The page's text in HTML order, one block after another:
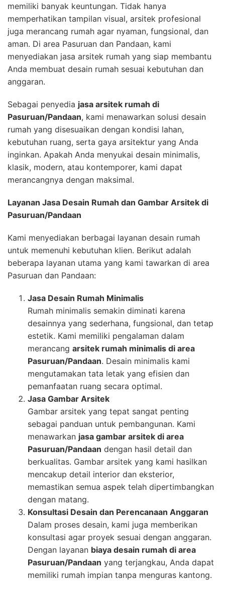
memiliki banyak keuntungan. Tidak hanya
memperhatikan tampilan visual, arsitek profesional
juga merancang rumah agar nyaman, fungsional, dan
aman. Di area Pasuruan dan Pandaan, kami
menyediakan jasa arsitek rumah yang siap membantu
Anda membuat desain rumah sesuai kebutuhan dan
anggaran.
Sebagai penyedia jasa arsitek rumah di
Pasuruan/Pandaan, kami menawarkan solusi desain
rumah yang disesuaikan dengan kondisi lahan,
kebutuhan ruang, serta gaya arsitektur yang Anda
inginkan. Apakah Anda menyukai desain minimalis,
klasik, modern, atau kontemporer, kami dapat
merancangnya dengan maksimal.
Layanan Jasa Desain Rumah dan Gambar Arsitek di
Pasuruan/Pandaan
Kami menyediakan berbagai layanan desain rumah
untuk memenuhi kebutuhan klien. Berikut adalah
beberapa layanan utama yang kami tawarkan di area
Pasuruan dan Pandaan:
Jasa Desain Rumah Minimalis
Rumah minimalis semakin diminati karena
desainnya yang sederhana, fungsional, dan tetap
estetik. Kami memiliki pengalaman dalam
merancang arsitek rumah minimalis di area
Pasuruan/Pandaan. Desain minimalis kami
mengutamakan tata letak yang efisien dan
pemanfaatan ruang secara optimal.
Jasa Gambar Arsitek
Gambar arsitek yang tepat sangat penting
sebagai panduan untuk pembangunan. Kami
menawarkan jasa gambar arsitek di area
Pasuruan/Pandaan dengan hasil detail dan
berkualitas. Gambar arsitek yang kami hasilkan
mencakup detail interior dan eksterior,
memastikan semua aspek telah dipertimbangkan
dengan matang.
Konsultasi Desain dan Perencanaan Anggaran
Dalam proses desain, kami juga memberikan
konsultasi agar proyek sesuai dengan anggaran.
Dengan layanan biaya desain rumah di area
Pasuruan/Pandaan yang terjangkau, Anda dapat
memiliki rumah impian tanpa menguras kantong.